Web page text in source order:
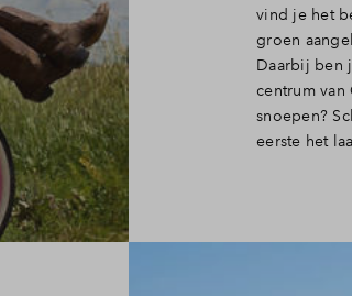
vind je het
groen
Daarbij ben
centrum van
snoepen?
eerste het